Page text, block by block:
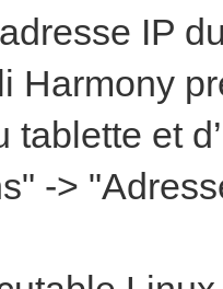
IP
Harmony
tablette et
->